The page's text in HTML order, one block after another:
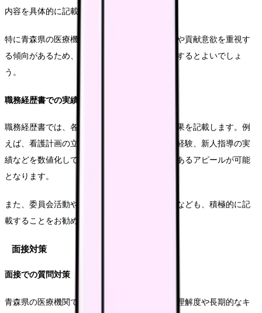
内容を具体的に記載することをお勧めします。
特に青森県の医療機関では、地域医療への理解や貢献意欲を重視す
る傾向があるため、そうした点も意識して記載するとよいでしょ
う。
職務経歴書での実績アピール
職務経歴書では、各職場での具体的な経験と成果を記載します。例
えば、看護計画の立案件数、夜勤時のリーダー経験、新人指導の実
績などを数値化して示すことで、より説得力のあるアピールが可能
となります。
また、委員会活動やプロジェクトへの参加経験なども、積極的に記
載することをお勧めします。
面接対策
面接での質問対策
青森県の医療機関での面接では、地域医療への理解度や長期的なキ